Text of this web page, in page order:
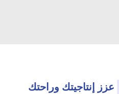
عزز إنتاجيتك وراحتك